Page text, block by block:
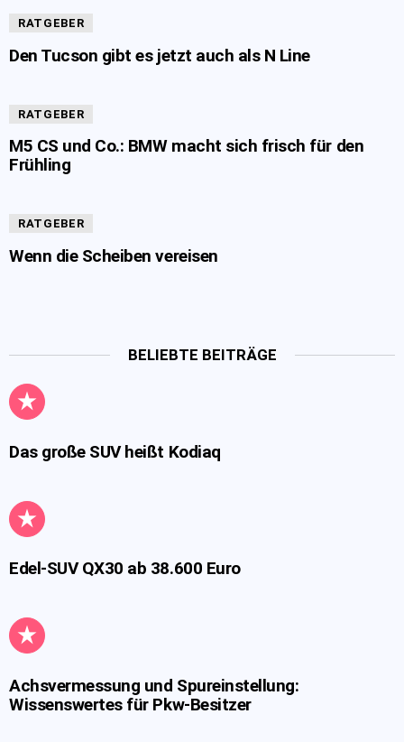
RATGEBER
Den Tucson gibt es jetzt auch als N Line
RATGEBER
M5 CS und Co.: BMW macht sich frisch für den
Frühling
RATGEBER
Wenn die Scheiben vereisen
BELIEBTE BEITRÄGE
Das große SUV heißt Kodiaq
Edel-SUV QX30 ab 38.600 Euro
Achsvermessung und Spureinstellung:
Wissenswertes für Pkw-Besitzer